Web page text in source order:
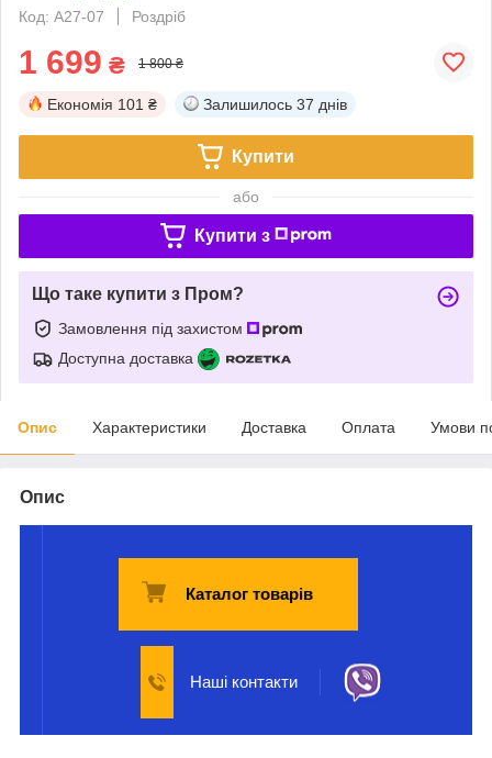
Код: A27-07
Роздріб
1 699 ₴ 1 800 ₴
Економія 101 ₴ Залишилось 37 днів
Купити
або
Купити з
Що таке купити з Пром?
Замовлення під захистом
Доступна доставка
Опис Характеристики Доставка Оплата Умови
Опис
Каталог товарів
Наші контакти